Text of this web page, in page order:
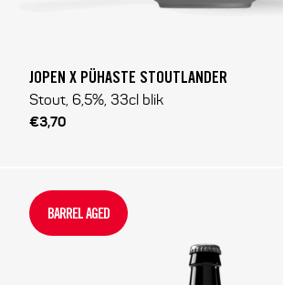
JOPEN X PÜHASTE STOUTLANDER
Stout, 6,5%, 33cl blik
€3,70
BARREL AGED